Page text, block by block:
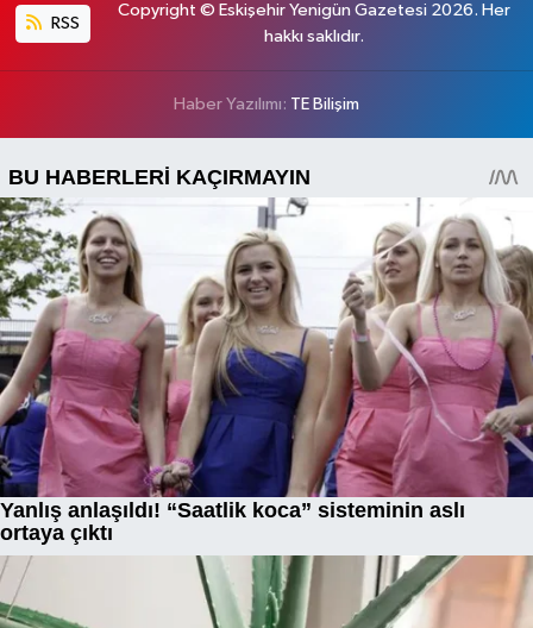
RSS
Copyright © Eskişehir Yenigün Gazetesi 2026. Her
hakkı saklıdır.
Haber Yazılımı: TE Bilişim